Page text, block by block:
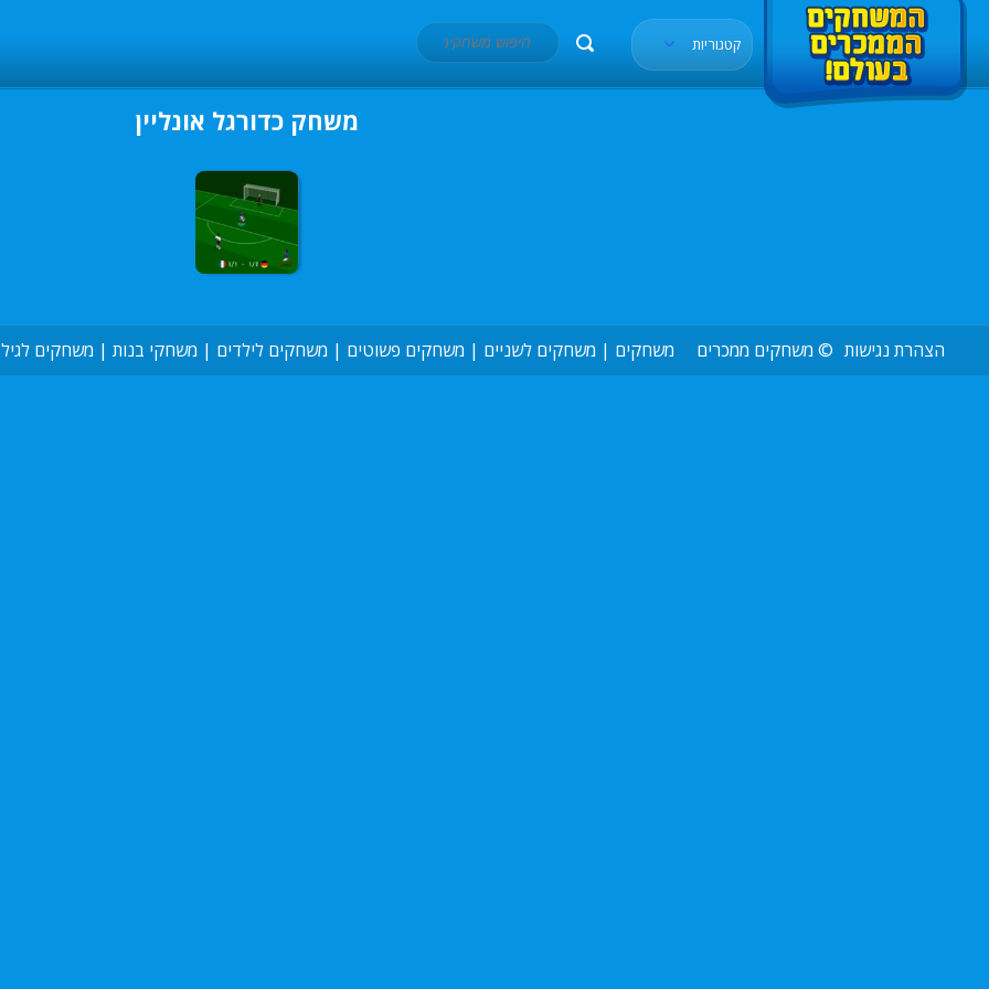
קטגוריות
משחק כדורגל אונליין
© משחקים ממכרים משחקים | משחקים לשניים | משחקים פשוטים | משחקים לילדים | משחקי בנות | משחקים הצהרת נגישות